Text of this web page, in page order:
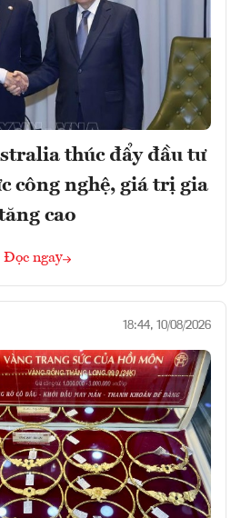
thúc đẩy đầu tư
công nghệ, giá trị gia
cao
Đọc ngay
18:44, 10/08/2026